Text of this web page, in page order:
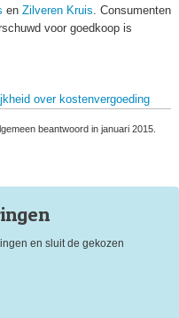
en Zilveren Kruis. Consumenten
voor goedkoop is
over kostenvergoeding
beantwoord in januari 2015.
en sluit de gekozen